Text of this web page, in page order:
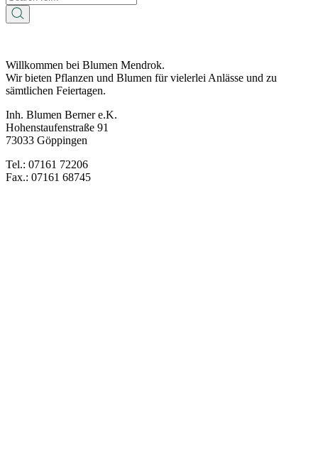
Willkommen bei Blumen Mendrok.
Wir bieten Pflanzen und Blumen für vielerlei Anlässe und zu
sämtlichen Feiertagen.
Inh. Blumen Berner e.K.
Hohenstaufenstraße 91
73033 Göppingen
Tel.: 07161 72206
Fax.: 07161 68745